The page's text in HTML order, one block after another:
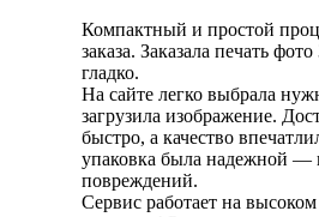
Компактный и простой
заказа. Заказала печать
гладко.
На сайте легко выбрала
загрузила изображение.
быстро, а качество
упаковка была надежной —
повреждений.
Сервис работает на высоком